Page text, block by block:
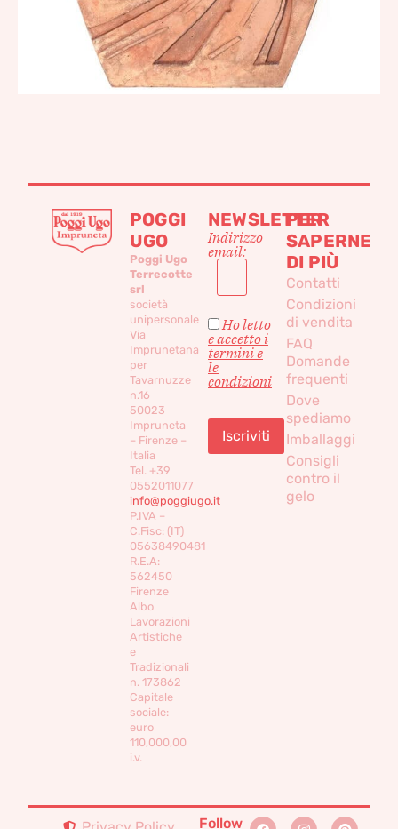
POGGI
UGO
Poggi Ugo
Terrecotte
srl
società
unipersonale
Via
Imprunetana
per
Tavarnuzze
n.16
50023
Impruneta
– Firenze –
Italia
Tel. +39
0552011077
info@poggiugo.it
P.IVA –
C.Fisc: (IT)
05638490481
R.E.A:
562450
Firenze
Albo
Lavorazioni
Artistiche
e
Tradizionali
n. 173862
Capitale
sociale:
euro
110,000,00
i.v.
NEWSLETTER
Indirizzo
email:
Ho letto
e accetto i
termini e
le
condizioni
PER
SAPERNE
DI PIÙ
Contatti
Condizioni
di vendita
FAQ
Domande
frequenti
Dove
spediamo
Imballaggi
Consigli
contro il
gelo
Follow